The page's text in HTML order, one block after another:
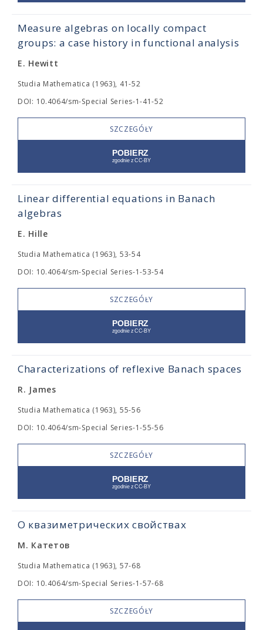
Measure algebras on locally compact
groups: a case history in functional analysis
E. Hewitt
Studia Mathematica (1963), 41-52
DOI: 10.4064/sm-Special Series-1-41-52
SZCZEGÓŁY
Linear differential equations in Banach
algebras
E. Hille
Studia Mathematica (1963), 53-54
DOI: 10.4064/sm-Special Series-1-53-54
SZCZEGÓŁY
Characterizations of reflexive Banach spaces
R. James
Studia Mathematica (1963), 55-56
DOI: 10.4064/sm-Special Series-1-55-56
SZCZEGÓŁY
О квазиметрических свойствах
М. Катетов
Studia Mathematica (1963), 57-68
DOI: 10.4064/sm-Special Series-1-57-68
SZCZEGÓŁY